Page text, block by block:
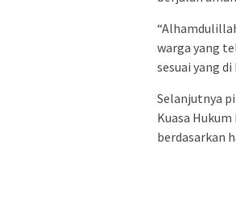
warga yang
sesuai yang
Selanjutnya
Kuasa
berdasarkan